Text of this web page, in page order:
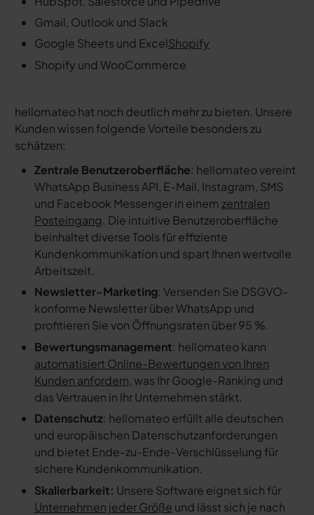
Gmail, Outlook und Slack
Google Sheets und ExcelShopify
Shopify und WooCommerce
hellomateo hat noch deutlich mehr zu bieten. Unsere
Kunden wissen folgende Vorteile besonders zu
schätzen:
Zentrale Benutzeroberfläche: hellomateo vereint
WhatsApp Business API, E-Mail, Instagram, SMS
und Facebook Messenger in einem zentralen
Posteingang. Die intuitive Benutzeroberfläche
beinhaltet diverse Tools für effiziente
Kundenkommunikation und spart Ihnen wertvolle
Arbeitszeit.
Newsletter-Marketing: Versenden Sie DSGVO-
konforme Newsletter über WhatsApp und
profitieren Sie von Öffnungsraten über 95 %.
Bewertungsmanagement: hellomateo kann
automatisiert Online-Bewertungen von Ihren
Kunden anfordern, was Ihr Google-Ranking und
das Vertrauen in Ihr Unternehmen stärkt.
Datenschutz: hellomateo erfüllt alle deutschen
und europäischen Datenschutzanforderungen
und bietet Ende-zu-Ende-Verschlüsselung für
sichere Kundenkommunikation.
Skalierbarkeit: Unsere Software eignet sich für
Unternehmen jeder Größe und lässt sich je nach